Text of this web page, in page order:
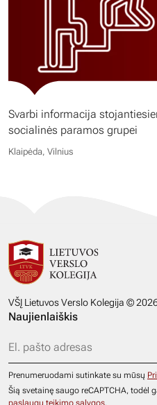
Svarbi informacija
socialinės paramos grupei
Klaipėda, Vilnius
VŠĮ Lietuvos Verslo Kolegija ©
Naujienlaiškis
Prenumeruodami sutinkate su mūsų
Šią svetainę saugo reCAPTCHA, todėl